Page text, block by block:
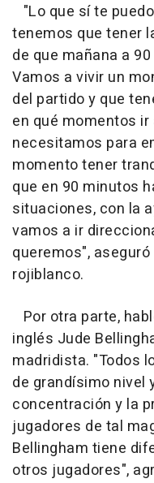
"Lo que sí te
tenemos que tener
de que mañana a
Vamos a vivir un
del partido y que
en qué momentos
necesitamos para
momento tener
que en 90 minutos
situaciones, con la
vamos a ir
queremos",
rojiblanco.
Por otra parte,
inglés Jude
madridista. "Todos
de grandísimo nivel
concentración y la
jugadores de tal
Bellingham tiene
otros jugadores",